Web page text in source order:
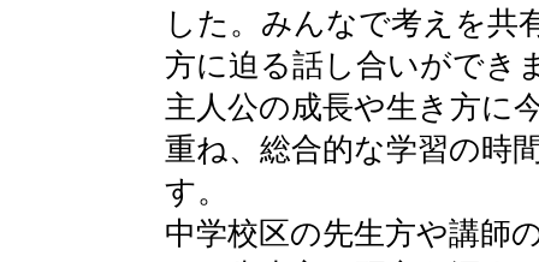
した。みんなで考えを共
方に迫る話し合いができ
主人公の成長や生き方に
重ね、総合的な学習の時
す。
中学校区の先生方や講師